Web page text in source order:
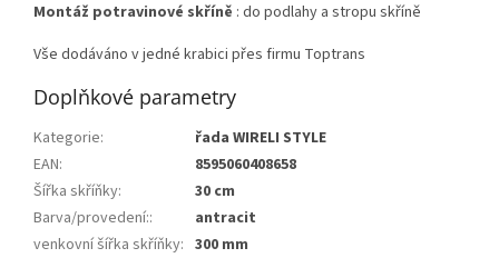
Montáž potravinové skříně : do podlahy a stropu skříně
Vše dodáváno v jedné krabici přes firmu Toptrans
Doplňkové parametry
Kategorie:
řada WIRELI STYLE
EAN:
8595060408658
Šířka skříňky:
30 cm
Barva/provedení::
antracit
venkovní šířka skříňky: 300 mm